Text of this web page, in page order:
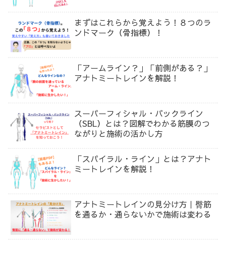
まずはこれらから覚えよう！８つのラ
ンドマーク（骨指標）！
「アームライン？」「前側がある？」
アナトミートレインを解説！
スーパーフィシャル・バックライン
（SBL）とは？図解でわかる筋膜のつ
ながりと施術の活かし方
「スパイラル・ライン」とは？アナト
ミートレインを解説！
アナトミートレインの見分け方｜臀筋
を通るか・通らないかで施術は変わる